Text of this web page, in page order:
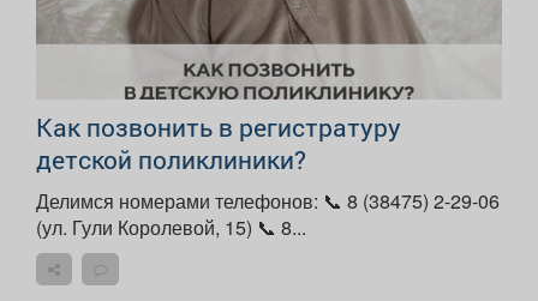
Как позвонить в регистратуру
детской поликлиники?
Делимся номерами телефонов: 📞 8 (38475) 2-29-06
(ул. Гули Королевой, 15) 📞 8...